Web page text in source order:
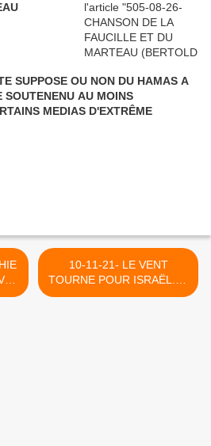
SUPPOSE OU NON DU HAMAS A
SOUTENENU AU MOINS
10-11-21- LE VENT
TOURNE POUR ISRAËL. SI
MÊME LE NEW YORK